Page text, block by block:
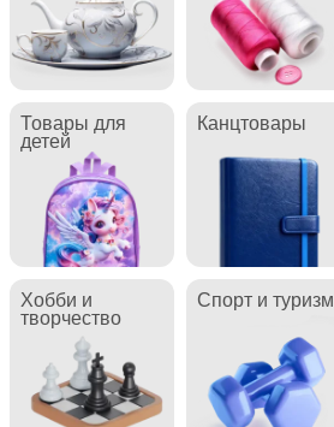
Товары для
детей
Канцтовары
Хобби и
творчество
Спорт и туризм